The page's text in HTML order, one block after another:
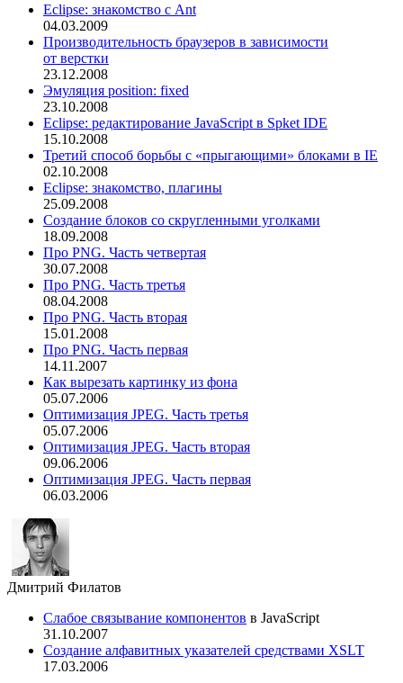
Eclipse: знакомство с Ant
04.03.2009
Производительность браузеров в зависимости
от верстки
23.12.2008
Эмуляция position: fixed
23.10.2008
Eclipse: редактирование JavaScript в Spket IDE
15.10.2008
Третий способ борьбы с «прыгающими» блоками в IE
02.10.2008
Eclipse: знакомство, плагины
25.09.2008
Создание блоков со скругленными уголками
18.09.2008
Про PNG. Часть четвертая
30.07.2008
Про PNG. Часть третья
08.04.2008
Про PNG. Часть вторая
15.01.2008
Про PNG. Часть первая
14.11.2007
Как вырезать картинку из фона
05.07.2006
Оптимизация JPEG. Часть третья
05.07.2006
Оптимизация JPEG. Часть вторая
09.06.2006
Оптимизация JPEG. Часть первая
06.03.2006
Дмитрий Филатов
Слабое связывание компонентов в JavaScript
31.10.2007
Создание алфавитных указателей средствами XSLT
17.03.2006